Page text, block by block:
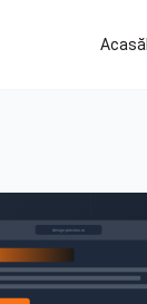
Acasă